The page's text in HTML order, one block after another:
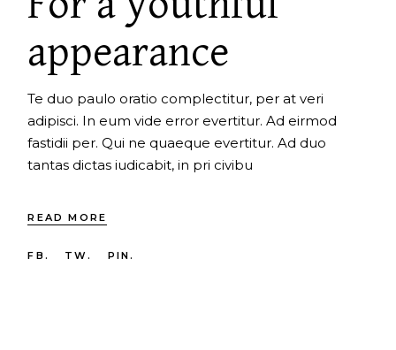
appearance
Te duo paulo oratio complectitur, per at veri
adipisci. In eum vide error evertitur. Ad eirmod
fastidii per. Qui ne quaeque evertitur. Ad duo
tantas dictas iudicabit, in pri civibu
READ MORE
FB. TW. PIN.